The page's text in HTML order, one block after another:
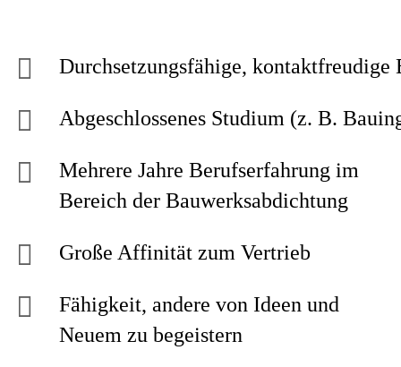
Durchsetzungsfähige, kontaktfreudige
Abgeschlossenes Studium (z. B.
Mehrere Jahre Berufserfahrung im
Bereich der Bauwerksabdichtung
Große Affinität zum Vertrieb
Fähigkeit, andere von Ideen und
Neuem zu begeistern